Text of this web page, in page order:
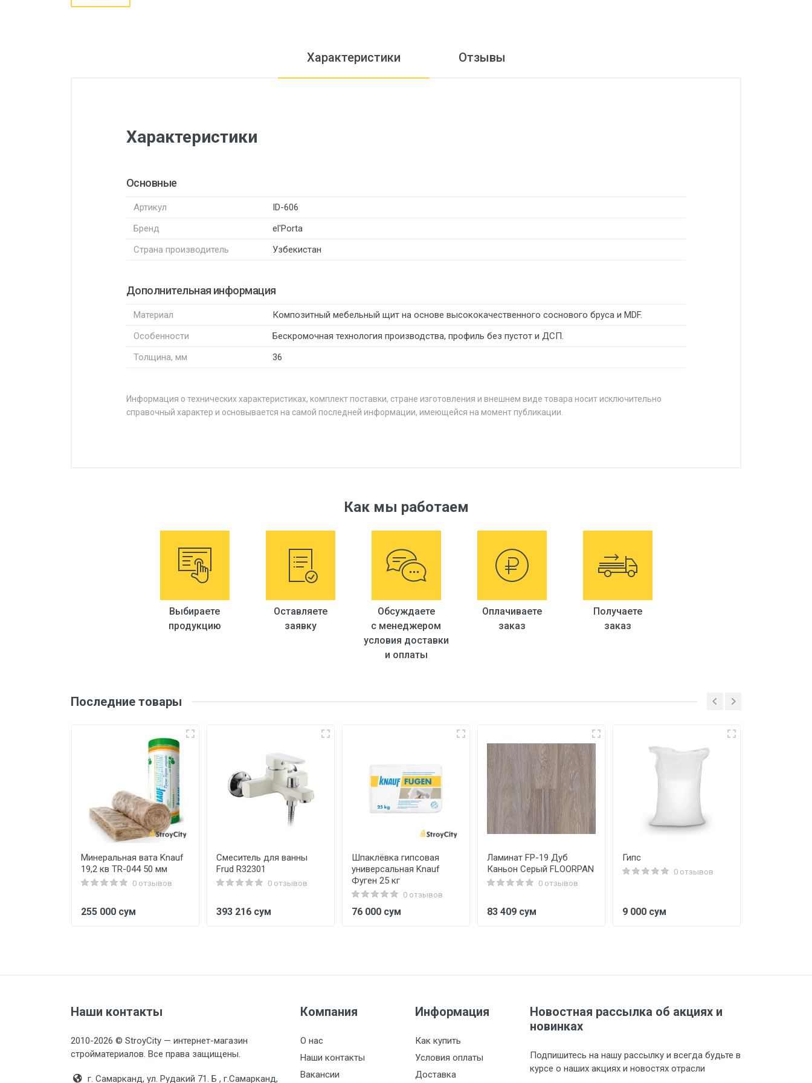
Характеристики Отзывы
Характеристики
Основные
Артикул
ID-606
Бренд
el'Porta
Страна производитель
Узбекистан
Дополнительная информация
Материал
Композитный мебельный щит на основе высококачественного соснового бруса и MDF.
Особенности
Бескромочная технология производства, профиль без пустот и ДСП.
Толщина, мм
36
Информация о технических характеристиках, комплект поставки, стране изготовления и внешнем виде товара носит исключительно
справочный характер и основывается на самой последней информации, имеющейся на момент публикации.
Как мы работаем
Выбираете
продукцию
Оставляете
заявку
Обсуждаете
с менеджером
условия доставки
и оплаты
Оплачиваете
заказ
Получаете
заказ
Последние товары
Минеральная вата Knauf
19,2 кв TR-044 50 мм
0 отзывов
255 000 сум
Смеситель для ванны
Frud R32301
0 отзывов
393 216 сум
Шпаклёвка гипсовая
универсальная Knauf
Фуген 25 кг
0 отзывов
76 000 сум
Ламинат FP-19 Дуб
Каньон Серый FLOORPAN
0 отзывов
83 409 сум
Гипс
0 отзывов
9 000 сум
Наши контакты
2010-2026 © StroyCity — интернет-магазин
стройматериалов. Все права защищены.
г. Самарканд, ул. Рудакий 71. Б , г.Самарканд,
Компания
О нас
Наши контакты
Вакансии
Информация
Как купить
Условия оплаты
Доставка
Новостная рассылка об акциях и
новинках
Подпишитесь на нашу рассылку и всегда будьте в
курсе о наших акциях и новостях отрасли